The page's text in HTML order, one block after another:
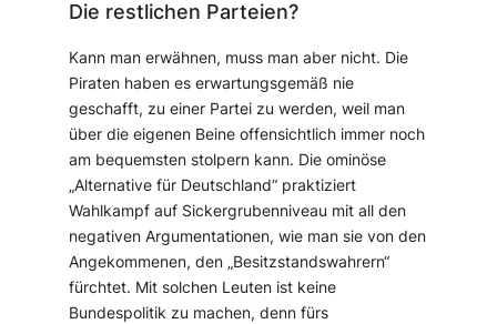
Die restlichen Parteien?
Kann man erwähnen, muss man aber nicht. Die
Piraten haben es erwartungsgemäß nie
geschafft, zu einer Partei zu werden, weil man
über die eigenen Beine offensichtlich immer noch
am bequemsten stolpern kann. Die ominöse
„Alternative für Deutschland“ praktiziert
Wahlkampf auf Sickergrubenniveau mit all den
negativen Argumentationen, wie man sie von den
Angekommenen, den „Besitzstandswahrern“
fürchtet. Mit solchen Leuten ist keine
Bundespolitik zu machen, denn fürs